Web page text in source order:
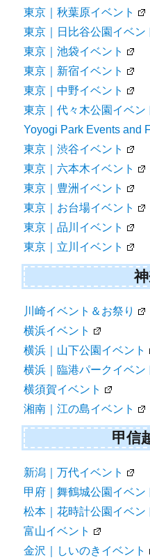
東京｜秋葉原イベント
東京｜日比谷公園イベン
東京｜池袋イベント
東京｜新宿イベント
東京｜中野イベント
東京｜代々木公園イベン
Yoyogi Park Events and
東京｜渋谷イベント
東京｜六本木イベント
東京｜豊洲イベント
東京｜お台場イベント
東京｜品川イベント
東京｜立川イベント
神
川崎イベント＆お祭り
横浜イベント
横浜｜山下公園イベント
横浜｜臨港パークイベン
横須賀イベント
湘南｜江の島イベント
甲信
新潟｜万代イベント
甲府｜舞鶴城公園イベン
松本｜花時計公園イベン
富山イベント
金沢｜しいのきイベント